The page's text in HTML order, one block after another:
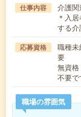
仕事内容
介護関
＊入
する
応募資格
職種未
要
無資
不要
職場の雰囲気